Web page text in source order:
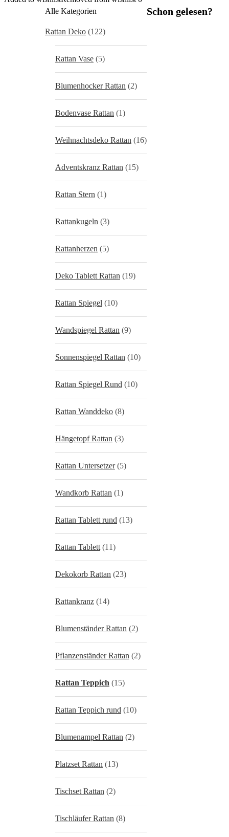
Alle Kategorien
Rattan Deko (122)
Rattan Vase (5)
Blumenhocker Rattan (2)
Bodenvase Rattan (1)
Weihnachtsdeko Rattan (16)
Adventskranz Rattan (15)
Rattan Stern (1)
Rattankugeln (3)
Rattanherzen (5)
Deko Tablett Rattan (19)
Rattan Spiegel (10)
Wandspiegel Rattan (9)
Sonnenspiegel Rattan (10)
Rattan Spiegel Rund (10)
Rattan Wanddeko (8)
Hängetopf Rattan (3)
Rattan Untersetzer (5)
Wandkorb Rattan (1)
Rattan Tablett rund (13)
Rattan Tablett (11)
Dekokorb Rattan (23)
Rattankranz (14)
Blumenständer Rattan (2)
Pflanzenständer Rattan (2)
Rattan Teppich (15)
Rattan Teppich rund (10)
Blumenampel Rattan (2)
Platzset Rattan (13)
Tischset Rattan (2)
Tischläufer Rattan (8)
Schon gelesen?